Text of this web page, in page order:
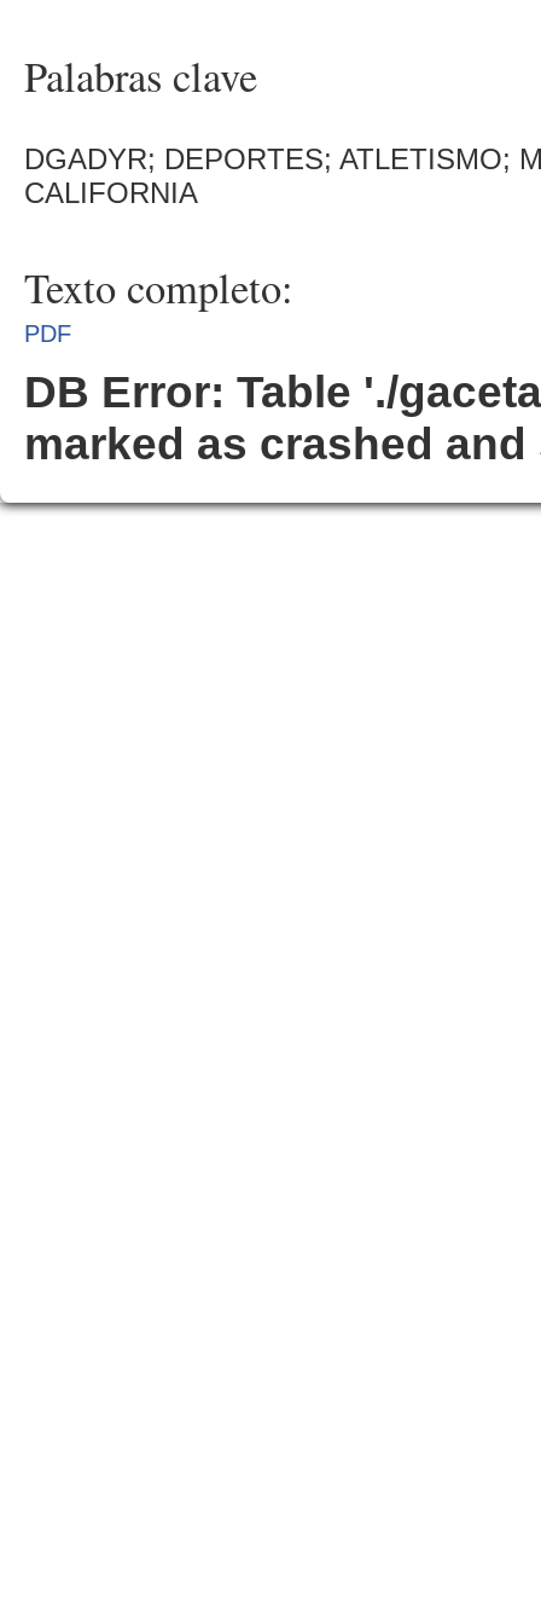
Palabras clave
DGADYR; DEPORTES; ATLETISMO;
CALIFORNIA
Texto completo:
PDF
DB Error: Table './
marked as crashed